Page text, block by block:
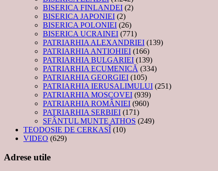
BISERICA FINLANDEI (2)
BISERICA JAPONIEI (2)
BISERICA POLONIEI (26)
BISERICA UCRAINEI (771)
PATRIARHIA ALEXANDRIEI (139)
PATRIARHIA ANTIOHIEI (166)
PATRIARHIA BULGARIEI (139)
PATRIARHIA ECUMENICĂ (334)
PATRIARHIA GEORGIEI (105)
PATRIARHIA IERUSALIMULUI (251)
PATRIARHIA MOSCOVEI (939)
PATRIARHIA ROMÂNIEI (960)
PATRIARHIA SERBIEI (171)
SFÂNTUL MUNTE ATHOS (249)
TEODOSIE DE CERKASÎ (10)
VIDEO (629)
Adrese utile